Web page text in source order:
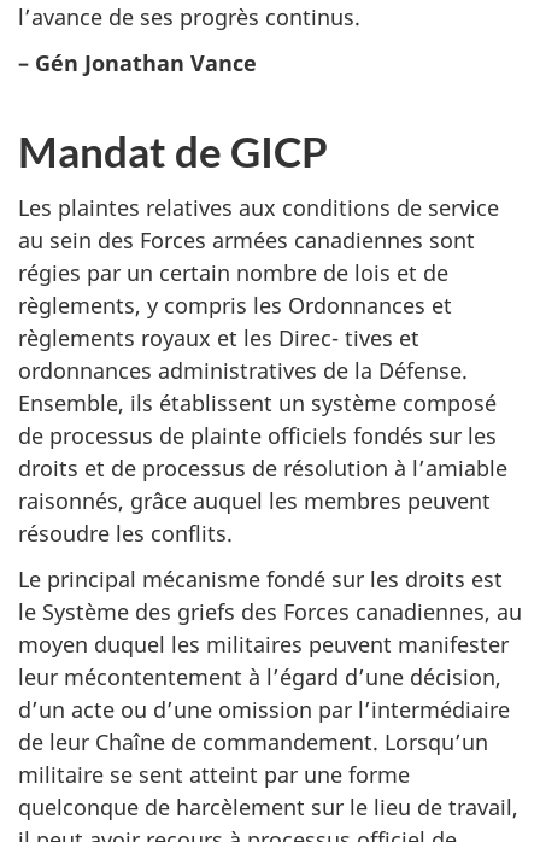
l’avance de ses progrès continus.
– Gén Jonathan Vance
Mandat de GICP
Les plaintes relatives aux conditions de service
au sein des Forces armées canadiennes sont
régies par un certain nombre de lois et de
règlements, y compris les Ordonnances et
règlements royaux et les Direc- tives et
ordonnances administratives de la Défense.
Ensemble, ils établissent un système composé
de processus de plainte officiels fondés sur les
droits et de processus de résolution à l’amiable
raisonnés, grâce auquel les membres peuvent
résoudre les conflits.
Le principal mécanisme fondé sur les droits est
le Système des griefs des Forces canadiennes, au
moyen duquel les militaires peuvent manifester
leur mécontentement à l’égard d’une décision,
d’un acte ou d’une omission par l’intermédiaire
de leur Chaîne de commandement. Lorsqu’un
militaire se sent atteint par une forme
quelconque de harcèlement sur le lieu de travail,